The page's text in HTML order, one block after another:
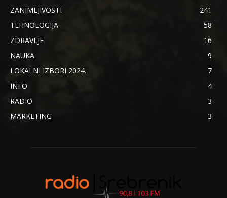
ZANIMLJIVOSTI
241
TEHNOLOGIJA
58
ZDRAVLJE
16
NAUKA
9
LOKALNI IZBORI 2024.
7
INFO
4
RADIO
3
MARKETING
3